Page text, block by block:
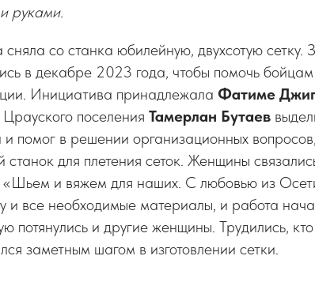
руками.
со станка юбилейную, двухсотую сетку.
в декабре 2023 года, чтобы помочь
Инициатива принадлежала Фатиме
поселения Тамерлан Бутаев
помог в решении организационных
станок для плетения сеток. Женщины
«Шьем и вяжем для наших. С любовью из
и все необходимые материалы, и работа
потянулись и другие женщины. Трудились, кто
заметным шагом в изготовлении сетки.